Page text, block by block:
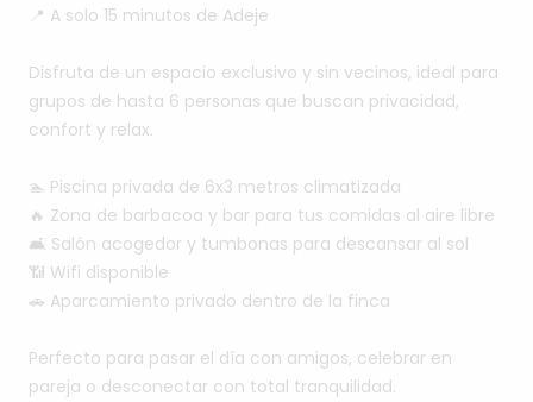
📍 A solo 15 minutos de Adeje
Disfruta de un espacio exclusivo y sin vecinos, ideal para
grupos de hasta 6 personas que buscan privacidad,
confort y relax.
🏊 Piscina privada de 6x3 metros climatizada
🔥 Zona de barbacoa y bar para tus comidas al aire libre
🛋️ Salón acogedor y tumbonas para descansar al sol
📶 Wifi disponible
🚗 Aparcamiento privado dentro de la finca
Perfecto para pasar el día con amigos, celebrar en
pareja o desconectar con total tranquilidad.